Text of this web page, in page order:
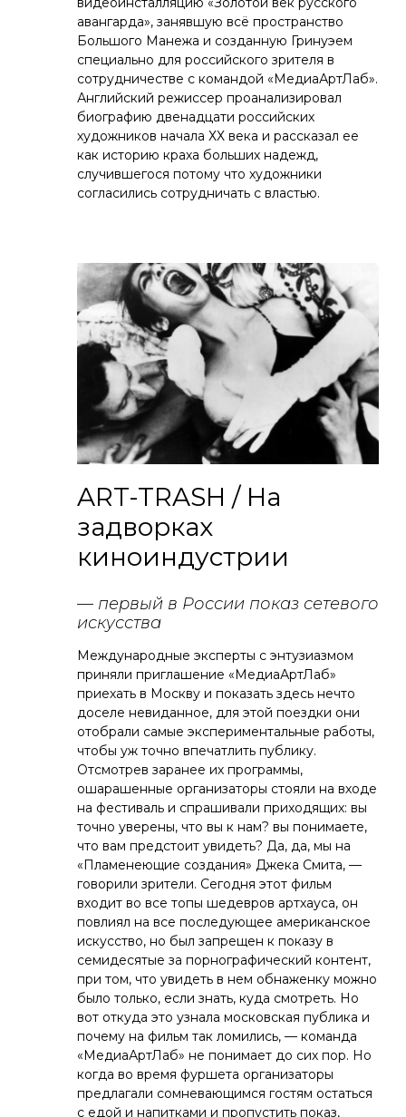
авангарда», занявшую всё пространство
Большого Манежа и созданную Гринуэем
специально для российского зрителя в
сотрудничестве с командой «МедиаАртЛаб».
Английский режиссер проанализировал
биографию двенадцати российских
художников начала ХХ века и рассказал ее
как историю краха больших надежд,
случившегося потому что художники
согласились сотрудничать с властью.
ART-TRASH / На
задворках
киноиндустрии
— первый в России показ сетевого
искусства
Международные эксперты с энтузиазмом
приняли приглашение «МедиаАртЛаб»
приехать в Москву и показать здесь нечто
доселе невиданное, для этой поездки они
отобрали самые экспериментальные работы,
чтобы уж точно впечатлить публику.
Отсмотрев заранее их программы,
ошарашенные организаторы стояли на входе
на фестиваль и спрашивали приходящих: вы
точно уверены, что вы к нам? вы понимаете,
что вам предстоит увидеть? Да, да, мы на
«Пламенеющие создания» Джека Смита, —
говорили зрители. Сегодня этот фильм
входит во все топы шедевров артхауса, он
повлиял на все последующее американское
искусство, но был запрещен к показу в
семидесятые за порнографический контент,
при том, что увидеть в нем обнаженку можно
было только, если знать, куда смотреть. Но
вот откуда это узнала московская публика и
почему на фильм так ломились, — команда
«МедиаАртЛаб» не понимает до сих пор. Но
когда во время фуршета организаторы
предлагали сомневающимся гостям остаться
с едой и напитками и пропустить показ,